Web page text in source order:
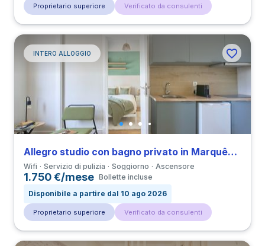
Proprietario superiore Verificato da consulenti
INTERO ALLOGGIO
Allegro studio con bagno privato in Marquês de Pombal vicino a all’Università UAL
Wifi Servizio di pulizia Soggiorno Ascensore
1.750 €/mese Bollette incluse
Disponibile a partire dal 10 ago 2026
Proprietario superiore Verificato da consulenti